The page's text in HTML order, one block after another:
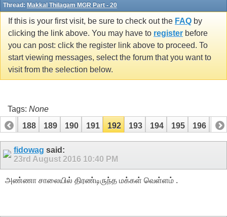
Thread: Makkal Thilagam MGR Part - 20
If this is your first visit, be sure to check out the FAQ by
clicking the link above. You may have to register before
you can post: click the register link above to proceed. To
start viewing messages, select the forum that you want to
visit from the selection below.
Tags: None
187
188 189 190 191 192 193 194 195 196 197
207 208
fidowag said:
23rd August 2016 10:40 PM
அண்ணா சாலையில் திரண்டிருந்த மக்கள் வெள்ளம் .